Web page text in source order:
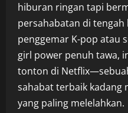
hiburan ringan tapi
persahabatan di tengah
penggemar K-pop atau
girl power penuh tawa,
tonton di
sahabat terbaik kadang
yang paling melelahkan.